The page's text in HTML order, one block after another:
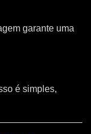
garante uma
é simples,